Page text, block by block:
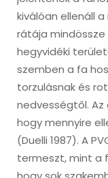
kiválóan ellenáll
rátája mindössze
hegyvidéki
szemben a fa
torzulásnak és
nedvességtől.
hogy mennyire
(Duelli 1987). A
termeszt, mint a